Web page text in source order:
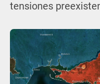
tensiones